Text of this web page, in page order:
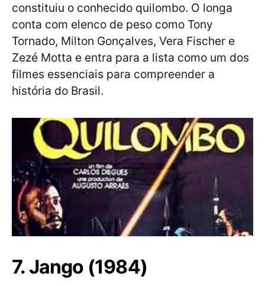
constituiu o conhecido quilombo. O longa
conta com elenco de peso como Tony
Tornado, Milton Gonçalves, Vera Fischer e
Zezé Motta e entra para a lista como um dos
filmes essenciais para compreender a
história do Brasil.
7. Jango (1984)